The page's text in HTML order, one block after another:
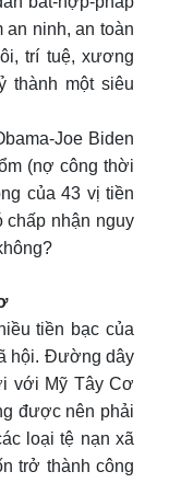
an ninh, an toàn
trí tuệ, xương
thành một siêu
Joe Biden
(nợ công thời
của 43 vị tiền
chấp nhận nguy
tiền bạc của
hội. Đường dây
với Mỹ Tây Cơ
được nên phải
loại tệ nạn xã
trở thành công